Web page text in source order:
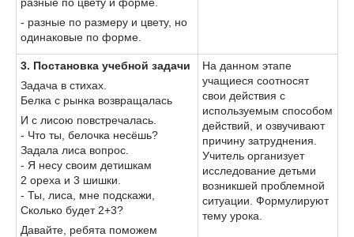
- разные по размеру и цвету, но
одинаковые по форме.
3. Постановка учебной задачи
Задача в стихах.
Белка с рынка возвращалась
И с лисою повстречалась.
- Что ты, белочка несёшь?
Задала лиса вопрос.
- Я несу своим детишкам
2 ореха и 3 шишки.
- Ты, лиса, мне подскажи,
Сколько будет 2+3?
Давайте, ребята поможем
На данном этапе
учащиеся соотносят
свои действия с
используемым способом
действий, и озвучивают
причину затруднения.
Учитель организует
исследование детьми
возникшей проблемной
ситуации. Формулируют
тему урока.